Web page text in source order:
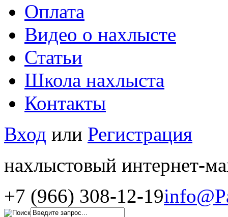
Оплата
Видео о нахлысте
Статьи
Школа нахлыста
Контакты
Вход или Регистрация
нахлыстовый интернет-
+7 (966) 308-12-19